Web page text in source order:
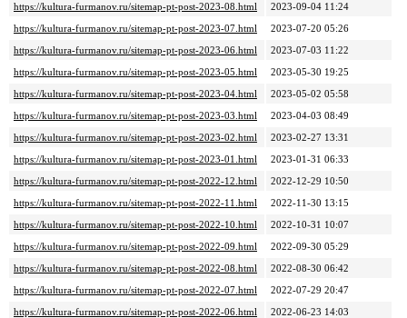
https://kultura-furmanov.ru/sitemap-pt-post-2023-08.html
2023-09-04 11:24
https://kultura-furmanov.ru/sitemap-pt-post-2023-07.html
2023-07-20 05:26
https://kultura-furmanov.ru/sitemap-pt-post-2023-06.html
2023-07-03 11:22
https://kultura-furmanov.ru/sitemap-pt-post-2023-05.html
2023-05-30 19:25
https://kultura-furmanov.ru/sitemap-pt-post-2023-04.html
2023-05-02 05:58
https://kultura-furmanov.ru/sitemap-pt-post-2023-03.html
2023-04-03 08:49
https://kultura-furmanov.ru/sitemap-pt-post-2023-02.html
2023-02-27 13:31
https://kultura-furmanov.ru/sitemap-pt-post-2023-01.html
2023-01-31 06:33
https://kultura-furmanov.ru/sitemap-pt-post-2022-12.html
2022-12-29 10:50
https://kultura-furmanov.ru/sitemap-pt-post-2022-11.html
2022-11-30 13:15
https://kultura-furmanov.ru/sitemap-pt-post-2022-10.html
2022-10-31 10:07
https://kultura-furmanov.ru/sitemap-pt-post-2022-09.html
2022-09-30 05:29
https://kultura-furmanov.ru/sitemap-pt-post-2022-08.html
2022-08-30 06:42
https://kultura-furmanov.ru/sitemap-pt-post-2022-07.html
2022-07-29 20:47
https://kultura-furmanov.ru/sitemap-pt-post-2022-06.html
2022-06-23 14:03